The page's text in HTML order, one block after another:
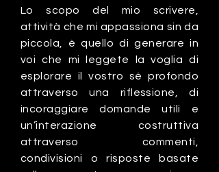
Lo scopo del mio scrivere,
attività che mi appassiona sin da
piccola, è quello di generare in
voi che mi leggete la voglia di
esplorare il vostro sé profondo
attraverso una riflessione, di
incoraggiare domande utili e
un’interazione costruttiva
attraverso commenti,
condivisioni o risposte basate